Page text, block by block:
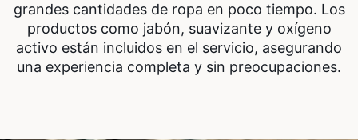
grandes cantidades de ropa en poco tiempo. Los
productos como jabón, suavizante y oxígeno
activo están incluidos en el servicio, asegurando
una experiencia completa y sin preocupaciones.